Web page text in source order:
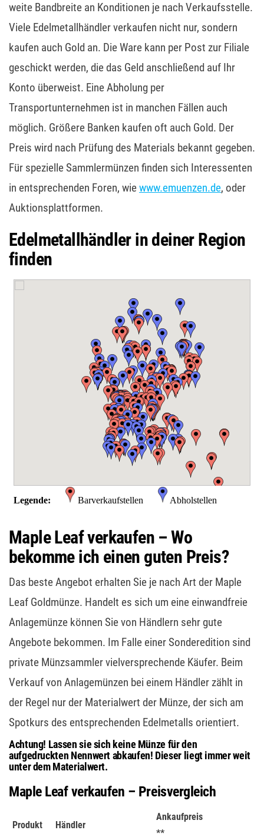
weite Bandbreite an Konditionen je nach Verkaufsstelle.
Viele Edelmetallhändler verkaufen nicht nur, sondern
kaufen auch Gold an. Die Ware kann per Post zur Filiale
geschickt werden, die das Geld anschließend auf Ihr
Konto überweist. Eine Abholung per
Transportunternehmen ist in manchen Fällen auch
möglich. Größere Banken kaufen oft auch Gold. Der
Preis wird nach Prüfung des Materials bekannt gegeben.
Für spezielle Sammlermünzen finden sich Interessenten
in entsprechenden Foren, wiewww.emuenzen.de, oder
Auktionsplattformen.
Edelmetallhändler in deiner Region
finden
Maple Leaf verkaufen – Wo
bekomme ich einen guten Preis?
Das beste Angebot erhalten Sie je nach Art der Maple
Leaf Goldmünze. Handelt es sich um eine einwandfreie
Anlagemünze können Sie von Händlern sehr gute
Angebote bekommen. Im Falle einer Sonderedition sind
private Münzsammler vielversprechende Käufer. Beim
Verkauf von Anlagemünzen bei einem Händler zählt in
der Regel nur der Materialwert der Münze, der sich am
Spotkurs des entsprechenden Edelmetalls orientiert.
Achtung! Lassen sie sich keine Münze für den
aufgedruckten Nennwert abkaufen! Dieser liegt immer weit
unter dem Materialwert.
Maple Leaf verkaufen – Preisvergleich
Produkt Händler
Ankaufpreis
**